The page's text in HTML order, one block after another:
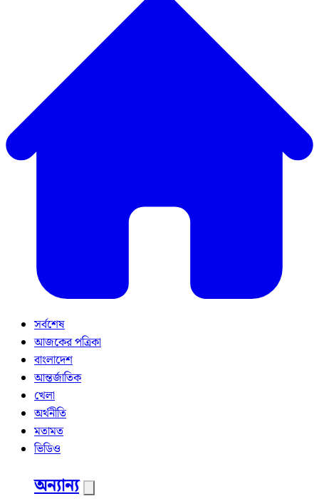
সর্বশেষ
আজকের পত্রিকা
বাংলাদেশ
আন্তর্জাতিক
খেলা
অর্থনীতি
মতামত
ভিডিও
অন্যান্য